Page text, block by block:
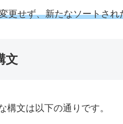
更せず、新たなソートされ
文
構文は以下の通りです。